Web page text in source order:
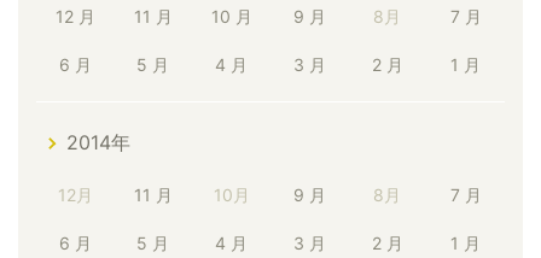
12 月 11 月 10 月 9 月 8月 7 月
6 月 5 月 4 月 3 月 2 月 1 月
2014年
12月 11 月 10月 9 月 8月 7 月
6 月 5 月 4 月 3 月 2 月 1 月